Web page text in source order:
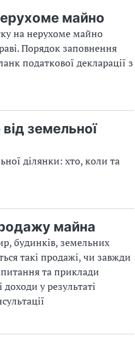
майно
на нерухоме майно
Порядок заповнення
податкової декларації з
земельної
ділянки: хто, коли та
майна
будинків, земельних
такі продажі, чи завжди
питання та приклади
у результаті